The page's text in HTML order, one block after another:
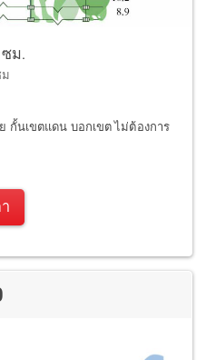
ม.
ม
กั้นเขตแดน บอกเขต ไม่ต้องการ